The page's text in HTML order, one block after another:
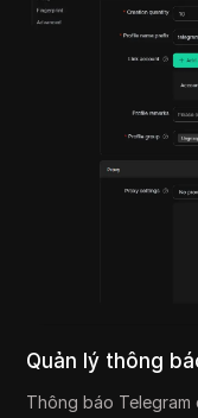
Quản lý thông
Thông báo Telegram